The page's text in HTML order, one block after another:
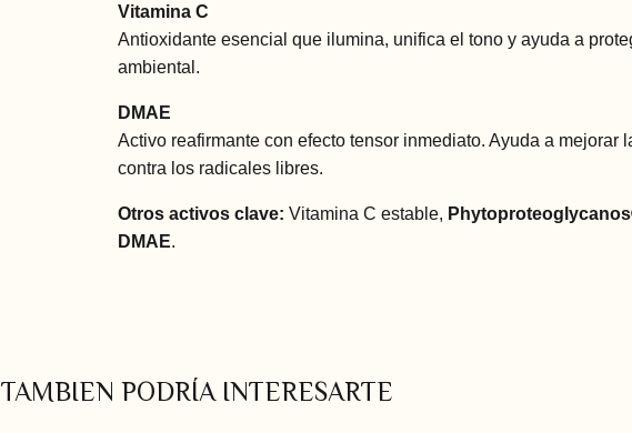
Vitamina C
Antioxidante esencial que ilumina, unifica el tono y ayuda a
ambiental.
DMAE
Activo reafirmante con efecto tensor inmediato. Ayuda a mejorar
contra los radicales libres.
Otros activos clave: Vitamina C estable,
DMAE.
TAMBIEN PODRÍA INTERESARTE